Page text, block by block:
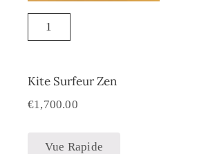
Kite Surfeur Zen
€1,700.00
Vue Rapide